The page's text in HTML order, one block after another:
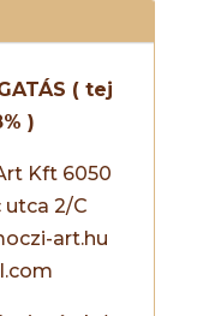
( tej
)
Kft 6050
utca 2/C
art.hu